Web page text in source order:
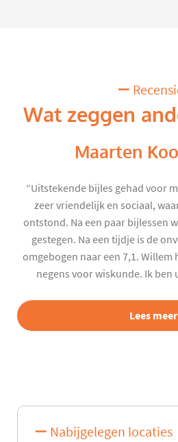
Wat zeggen
Maarten
“Uitstekende bijles gehad voor
zeer vriendelijk en sociaal,
ontstond. Na een paar bijlessen
gestegen. Na een tijdje is de
omgebogen naar een 7,1. Willem
negens voor wiskunde. Ik ben
Lees meer
Nabijgelegen locaties